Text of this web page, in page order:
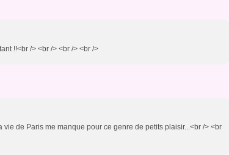
!!<br /> <br /> <br /> <br />
de Paris me manque pour ce genre de petits plaisir...<br /> <br